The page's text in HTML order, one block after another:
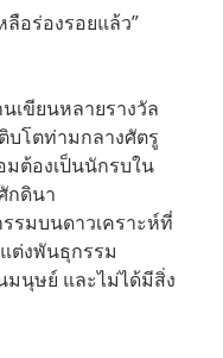
อร่องรอยแล้ว”
เขียนหลายรางวัล
บโตท่ามกลางศัตรู
ต้องเป็นนักรบใน
กดินา
รมบนดาวเคราะห์ที่
ต่งพันธุกรรม
นุษย์ และไม่ได้มีสิ่ง